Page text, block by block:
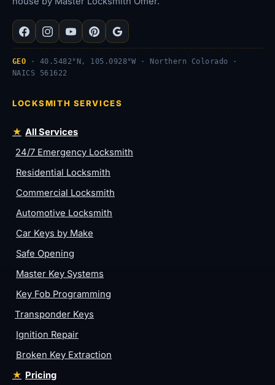
GEO · 40.5482°N, 105.0928°W · Northern Colorado ·
NAICS 561622
LOCKSMITH SERVICES
All Services
24/7 Emergency Locksmith
Residential Locksmith
Commercial Locksmith
Automotive Locksmith
Car Keys by Make
Safe Opening
Master Key Systems
Key Fob Programming
Transponder Keys
Ignition Repair
Broken Key Extraction
Pricing